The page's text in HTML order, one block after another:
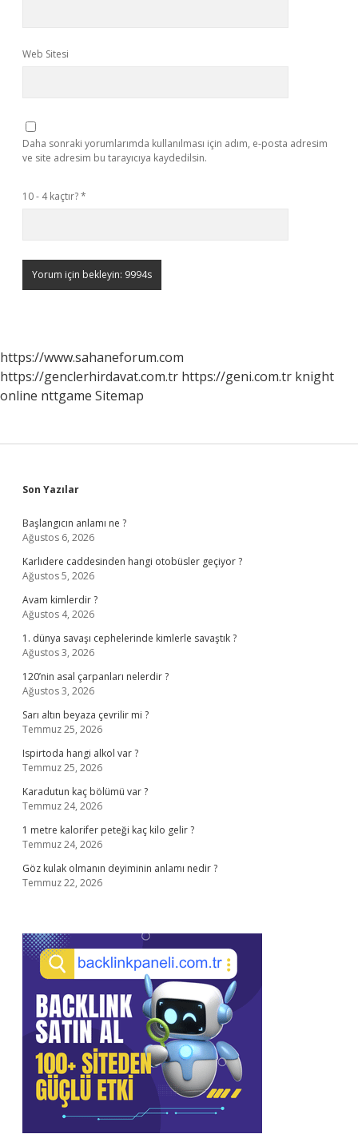
Web Sitesi
Daha sonraki yorumlarımda kullanılması için adım, e-posta adresim
ve site adresim bu tarayıcıya kaydedilsin.
10 - 4 kaçtır?*
https://www.sahaneforum.com
https://genclerhirdavat.com.tr https://geni.com.tr knight
online nttgame Sitemap
Sidebar
Son Yazılar
Başlangıcın anlamı ne ?
Ağustos 6, 2026
Karlıdere caddesinden hangi otobüsler geçiyor ?
Ağustos 5, 2026
Avam kimlerdir ?
Ağustos 4, 2026
1. dünya savaşı cephelerinde kimlerle savaştık ?
Ağustos 3, 2026
120’nin asal çarpanları nelerdir ?
Ağustos 3, 2026
Sarı altın beyaza çevrilir mi ?
Temmuz 25, 2026
Ispirtoda hangi alkol var ?
Temmuz 25, 2026
Karadutun kaç bölümü var ?
Temmuz 24, 2026
1 metre kalorifer peteği kaç kilo gelir ?
Temmuz 24, 2026
Göz kulak olmanın deyiminin anlamı nedir ?
Temmuz 22, 2026